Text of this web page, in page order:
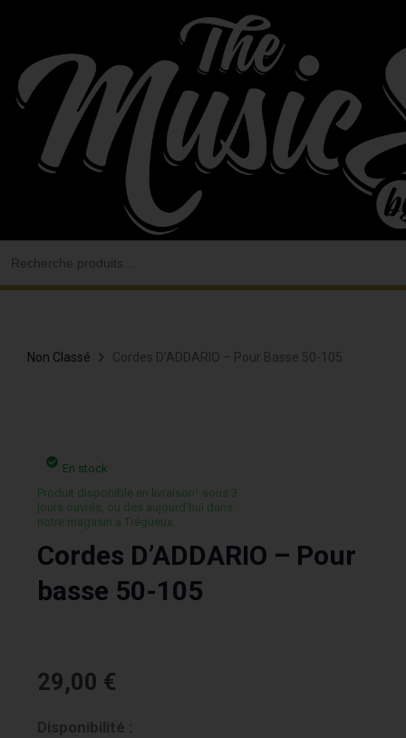
contenu
Non Classé Cordes D’ADDARIO – Pour Basse 50-105
En stock
Produit disponible en livraison¹ sous 3
jours ouvrés, ou des aujourd’hui dans
notre magasin a Trégueux.
Cordes D’ADDARIO – Pour
basse 50-105
29,00 €
Disponibilité :
quantité